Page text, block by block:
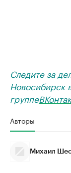
Следите за
Новосибирск
группе
Авторы
Михаил